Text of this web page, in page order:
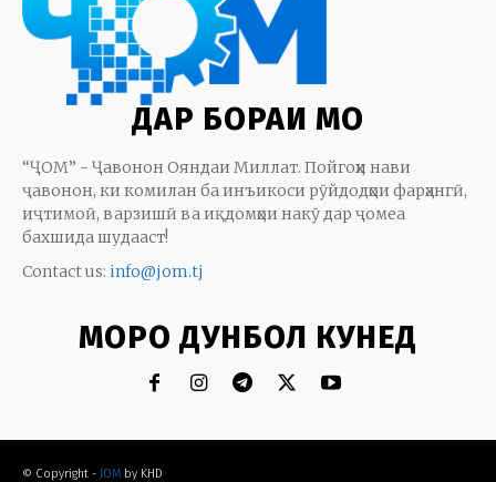
ДАР БОРАИ МО
“ҶОМ” - Ҷавонон Ояндаи Миллат. Пойгоҳи нави
ҷавонон, ки комилан ба инъикоси рӯйдодҳои фарҳангӣ,
иҷтимоӣ, варзишӣ ва иқдомҳои накӯ дар ҷомеа
бахшида шудааст!
Contact us: info@jom.tj
МОРО ДУНБОЛ КУНЕД
© Copyright - JOM by KHD